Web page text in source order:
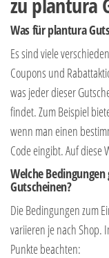
Was für plantura
Es sind viele
Coupons und
was jeder dieser
findet. Zum Beispiel
wenn man einen
Code eingibt. Auf diese
Welche
Gutscheinen?
Die Bedingungen zum
variieren je nach Shop.
Punkte beachten: